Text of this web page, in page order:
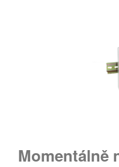
Momentálně